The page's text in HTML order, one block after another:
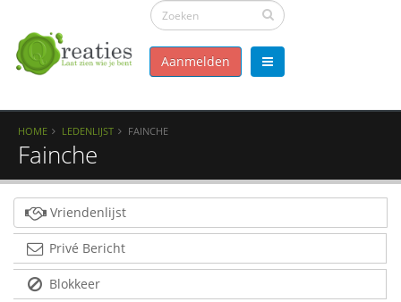
Aanmelden
HOME LEDENLIJST FAINCHE
Fainche
Vriendenlijst
Privé Bericht
Blokkeer